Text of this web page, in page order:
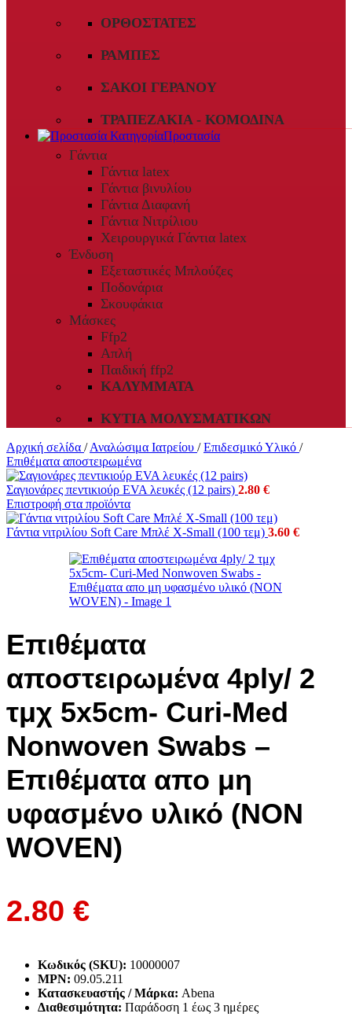
ΟΡΘΟΣΤΆΤΕΣ
ΡΆΜΠΕΣ
ΣΆΚΟΙ ΓΕΡΑΝΟΎ
ΤΡΑΠΕΖΆΚΙΑ - ΚΟΜΟΔΊΝΑ
Προστασία
Γάντια
Γάντια latex
Γάντια βινυλίου
Γάντια Διαφανή
Γάντια Νιτρίλιου
Χειρουργικά Γάντια latex
Ένδυση
Εξεταστικές Μπλούζες
Ποδονάρια
Σκουφάκια
Μάσκες
Ffp2
Απλή
Παιδική ffp2
ΚΑΛΎΜΜΑΤΑ
ΚΥΤΊΑ ΜΟΛΥΣΜΑΤΙΚΏΝ
Αρχική σελίδα / Αναλώσιμα Ιατρείου / Επιδεσμικό Υλικό /
Επιθέματα αποστειρωμένα
Σαγιονάρες πεντικιούρ EVA λευκές (12 pairs) 2.80 €
Επιστροφή στα προϊόντα
Γάντια νιτριλίου Soft Care Μπλέ X-Small (100 τεμ) 3.60 €
Επιθέματα
αποστειρωμένα 4ply/ 2
τμχ 5x5cm- Curi-Med
Nonwoven Swabs –
Επιθέματα απο μη
υφασμένο υλικό (NON
WOVEN)
2.80 €
Κωδικός (SKU): 10000007
MPN: 09.05.211
Κατασκευαστής / Μάρκα: Abena
Διαθεσιμότητα: Παράδoση 1 έως 3 ημέρες